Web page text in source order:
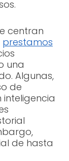
centran
prestamos
una
Algunas,
de
de hasta